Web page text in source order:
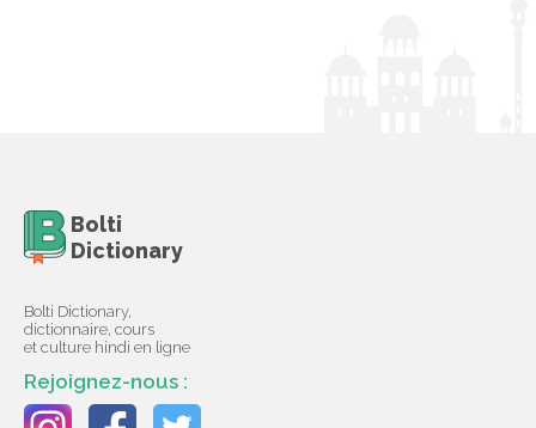
Bolti
Dictionary
Bolti Dictionary,
dictionnaire, cours
et culture hindi en ligne
Rejoignez-nous :